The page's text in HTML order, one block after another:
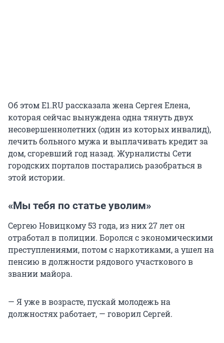
Об этом E1.RU рассказала жена Сергея Елена,
которая сейчас вынуждена одна тянуть двух
несовершеннолетних (один из которых инвалид),
лечить больного мужа и выплачивать кредит за
дом, сгоревший год назад. Журналисты Сети
городских порталов постарались разобраться в
этой истории.
«Мы тебя по статье уволим»
Сергею Новицкому 53 года, из них 27 лет он
отработал в полиции. Боролся с экономическими
преступлениями, потом с наркотиками, а ушел на
пенсию в должности рядового участкового в
звании майора.
— Я уже в возрасте, пускай молодежь на
должностях работает, — говорил Сергей.